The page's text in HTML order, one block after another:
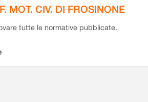
MOT. CIV. DI FROSINONE
tutte le normative pubblicate.